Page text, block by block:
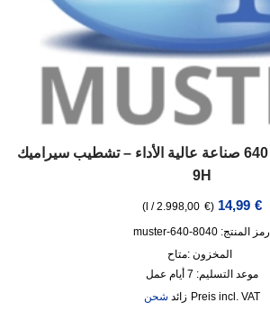
العينة: الواقي الدائم 640 صناعة عالية الأداء – تشطيب سيراميك
9H
14,99 €
(
2.998,00 €
/
l
)
رمز المنتج: 8040-640-muster
المخزون :متاح
موعد التسليم: 7 أيام عمل
incl. VAT
زائد شحن